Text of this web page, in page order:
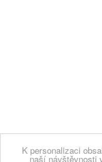
K personalizaci
naší návštěvnosti